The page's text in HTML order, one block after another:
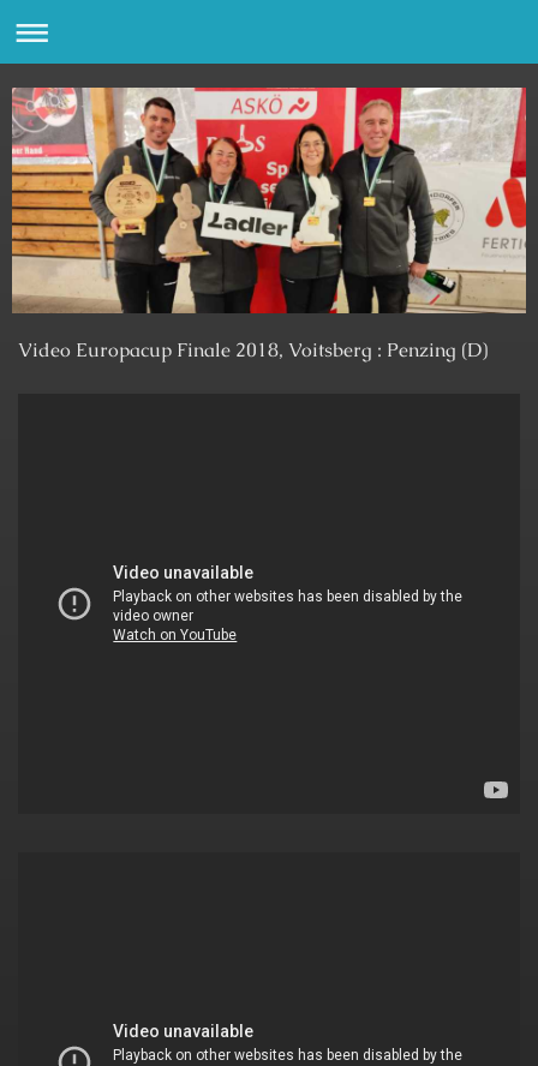
Video Europacup Finale 2018, Voitsberg : Penzing (D)